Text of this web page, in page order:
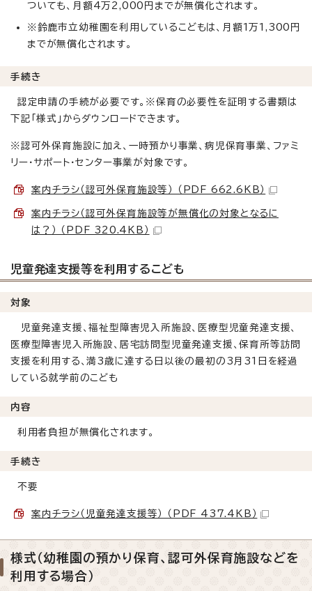
ついても、月額4万2,000円までが無償化されます。
※鈴鹿市立幼稚園を利用しているこどもは、月額1万1,300円
までが無償化されます。
手続き
認定申請の手続が必要です。※保育の必要性を証明する書類は
下記「様式」からダウンロードできます。
※認可外保育施設に加え、一時預かり事業、病児保育事業、ファミ
リー・サポート・センター事業が対象です。
案内チラシ（認可外保育施設等） （PDF 662.6KB）
案内チラシ（認可外保育施設等が無償化の対象となるに
は？） （PDF 320.4KB）
児童発達支援等を利用するこども
対象
児童発達支援、福祉型障害児入所施設、医療型児童発達支援、
医療型障害児入所施設、居宅訪問型児童発達支援、保育所等訪問
支援を利用する、満3歳に達する日以後の最初の3月31日を経過
している就学前のこども
内容
利用者負担が無償化されます。
手続き
不要
案内チラシ（児童発達支援等） （PDF 437.4KB）
様式（幼稚園の預かり保育、認可外保育施設などを
利用する場合）